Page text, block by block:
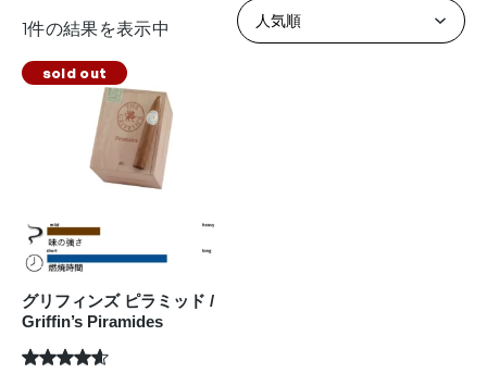
1件の結果を表示中
sold out
グリフィンズ ピラミッド /
Griffin’s Piramides